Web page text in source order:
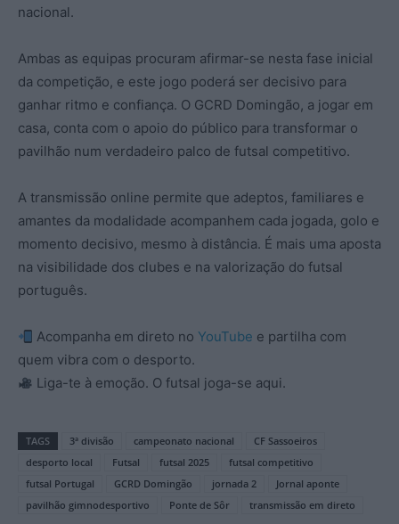
nacional.
Ambas as equipas procuram afirmar-se nesta fase inicial
da competição, e este jogo poderá ser decisivo para
ganhar ritmo e confiança. O GCRD Domingão, a jogar em
casa, conta com o apoio do público para transformar o
pavilhão num verdadeiro palco de futsal competitivo.
A transmissão online permite que adeptos, familiares e
amantes da modalidade acompanhem cada jogada, golo e
momento decisivo, mesmo à distância. É mais uma aposta
na visibilidade dos clubes e na valorização do futsal
português.
Acompanha em direto no YouTube e partilha com
quem vibra com o desporto.
Liga-te à emoção. O futsal joga-se aqui.
TAGS 3ª divisão campeonato nacional
CF Sassoeiros
desporto local
Futsal futsal 2025
futsal competitivo
futsal Portugal
GCRD Domingão jornada 2
Jornal aponte
pavilhão gimnodesportivo
Ponte de Sôr transmissão em direto